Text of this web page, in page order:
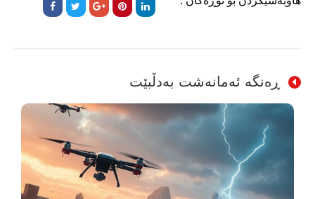
ڕەنگە ئەمانەشت بەدڵبێت